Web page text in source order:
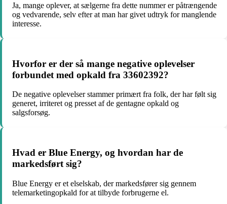
Ja, mange oplever, at sælgerne fra dette nummer er påtrængende
og vedvarende, selv efter at man har givet udtryk for manglende
interesse.
Hvorfor er der så mange negative oplevelser
forbundet med opkald fra 33602392?
De negative oplevelser stammer primært fra folk, der har følt sig
generet, irriteret og presset af de gentagne opkald og
salgsforsøg.
Hvad er Blue Energy, og hvordan har de
markedsført sig?
Blue Energy er et elselskab, der markedsfører sig gennem
telemarketingopkald for at tilbyde forbrugerne el.